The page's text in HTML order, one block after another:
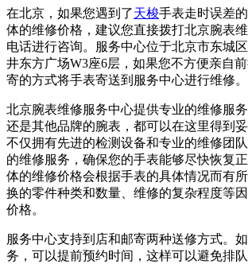
在北京，如果您遇到了天梭手表走时误差
体的维修价格，建议您直接拨打北京腕表
电话进行咨询。服务中心位于北京市东城
井东方广场W3座6层，如果您不方便亲自
寄的方式将手表寄送到服务中心进行维修。
北京腕表维修服务中心提供专业的维修服
还是其他品牌的腕表，都可以在这里得到
不仅拥有先进的检测设备和专业的维修团
的维修服务，确保您的手表能够尽快恢复
体的维修价格会根据手表的具体情况而有
换的零件种类和数量、维修的复杂程度等
价格。
服务中心支持到店和邮寄两种送修方式。
务，可以提前预约时间，这样可以避免排